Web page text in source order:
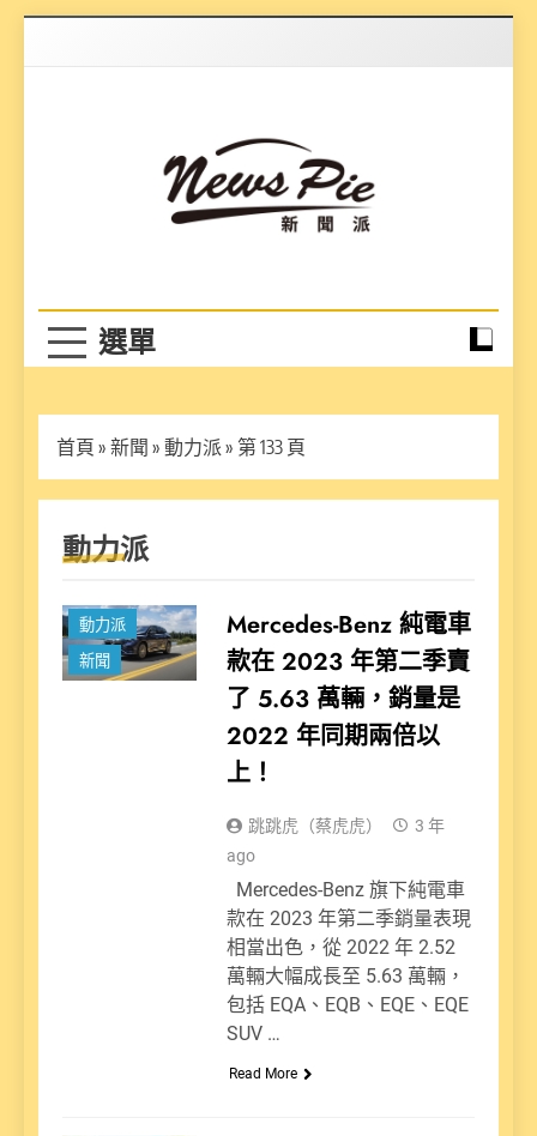
首頁 » 新聞 » 動力派 » 第 133 頁
動力派
動力派
新聞
Mercedes-Benz 純電車
款在 2023 年第二季賣
了 5.63 萬輛，銷量是
2022 年同期兩倍以
上！
跳跳虎（蔡虎虎）
3 年
ago
Mercedes-Benz 旗下純電車
款在 2023 年第二季銷量表現
相當出色，從 2022 年 2.52
萬輛大幅成長至 5.63 萬輛，
包括 EQA、EQB、EQE、EQE
SUV …
Read More